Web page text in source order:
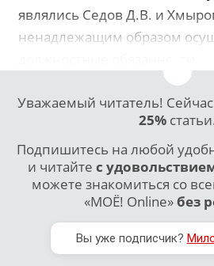
являлись Седов Д.В. и
ненадлежащим образом
Уважаемый читатель!
25%
Подпишитесь на любой
и читайте с
можете знакомиться со
«МОЁ! Online»без
Вы уже подписчик?